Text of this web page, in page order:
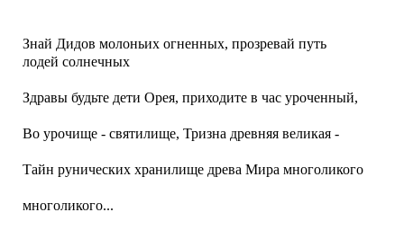
Знай Дидов молоньих огненных, прозревай путь
лодей солнечных
Здравы будьте дети Орея, приходите в час уроченный,
Во урочище - святилище, Тризна древняя великая -
Тайн рунических хранилище древа Мира многоликого
многоликого...